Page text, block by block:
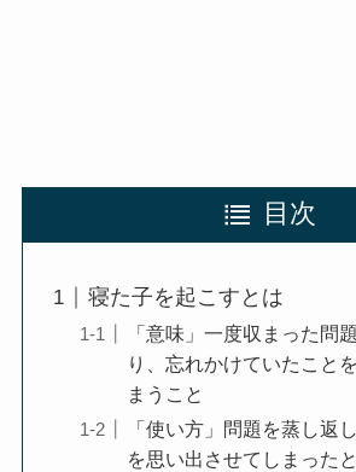
目次
寝た子を起こすとは
「意味」一度収まった問
り、忘れかけていたこと
まうこと
「使い方」問題を蒸し返
を思い出させてしまった